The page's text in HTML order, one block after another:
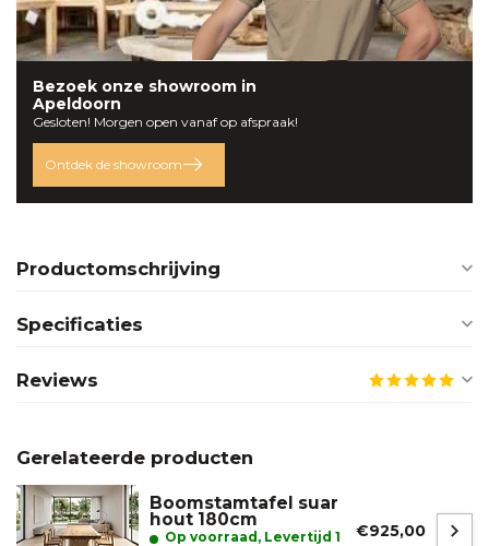
Bezoek onze showroom in
Apeldoorn
Gesloten! Morgen open vanaf op afspraak!
Ontdek de showroom
Productomschrijving
Specificaties
Reviews
Gerelateerde producten
Boomstamtafel suar
hout 180cm
Op voorraad, Levertijd 1
€925,00